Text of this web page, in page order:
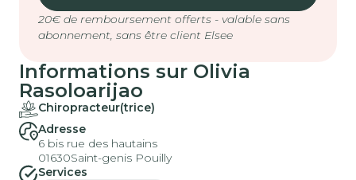
20€ de remboursement offerts - valable sans
abonnement, sans être client Elsee
Informations sur Olivia
Rasoloarijao
Chiropracteur(trice)
Adresse
6 bis rue des hautains
01630Saint-genis Pouilly
Services